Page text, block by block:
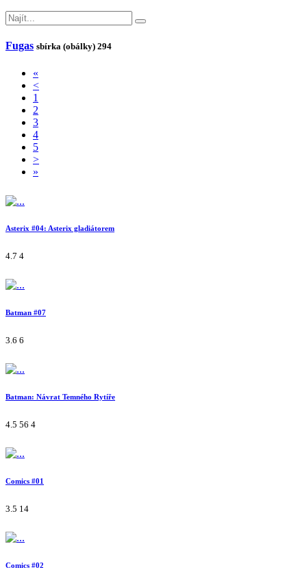
Fugas sbírka (obálky) 294
«
<
1
2
3
4
5
>
»
Asterix #04: Asterix gladiátorem
4.7 4
Batman #07
3.6 6
Batman: Návrat Temného Rytíře
4.5 56 4
Comics #01
3.5 14
Comics #02